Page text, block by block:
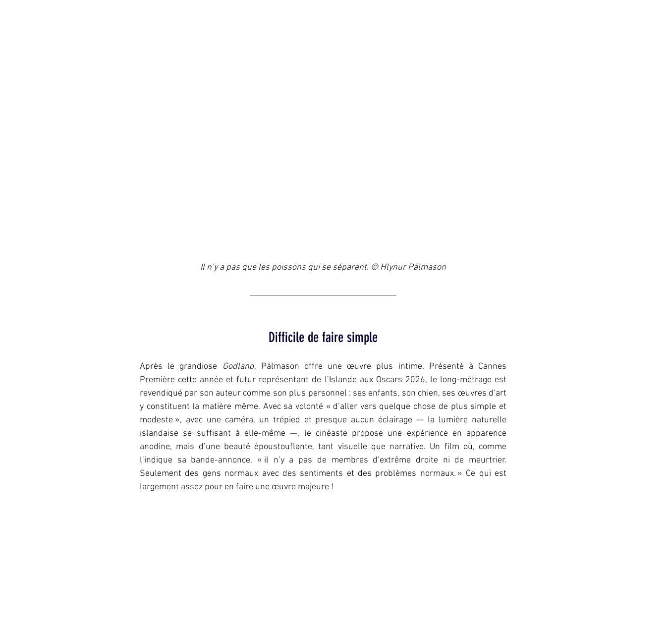
Il n’y a pas que les poissons qui se séparent. © Hlynur Pálmason
Difficile de faire simple
Après le grandiose Godland, Pálmason offre une œuvre plus intime. Présenté à Cannes
Première cette année et futur représentant de l’Islande aux Oscars 2026, le long-métrage est
revendiqué par son auteur comme son plus personnel : ses enfants, son chien, ses œuvres d’art
y constituent la matière même. Avec sa volonté « d’aller vers quelque chose de plus simple et
modeste », avec une caméra, un trépied et presque aucun éclairage — la lumière naturelle
islandaise se suffisant à elle-même —, le cinéaste propose une expérience en apparence
anodine, mais d’une beauté époustouflante, tant visuelle que narrative. Un film où, comme
l’indique sa bande-annonce, « il n’y a pas de membres d’extrême droite ni de meurtrier.
Seulement des gens normaux avec des sentiments et des problèmes normaux. » Ce qui est
largement assez pour en faire une œuvre majeure !